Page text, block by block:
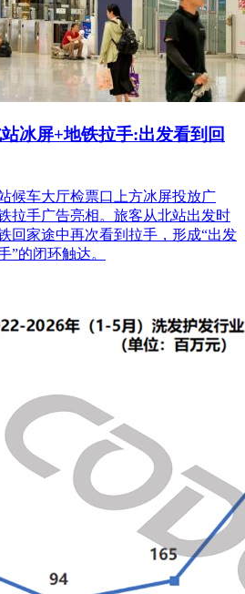
冰屏+地铁拉手:出发看到回
候车大厅检票口上方冰屏投放广
拉手广告亮相。旅客从北站出发时
回家途中再次看到拉手，形成“出发
”的闭环触达。